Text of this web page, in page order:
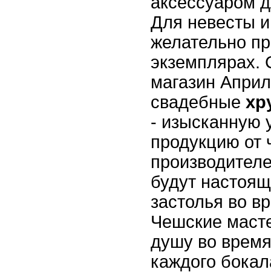
Для невесты
желательно
экземплярах.
магазин
свадебные
- изысканную
продукцию от
будут
застолья во
Чешские
душу во
каждого